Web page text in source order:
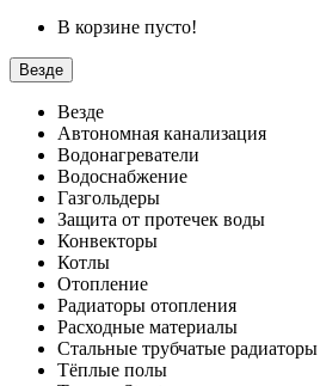
В корзине пусто!
Везде
Везде
Автономная канализация
Водонагреватели
Водоснабжение
Газгольдеры
Защита от протечек воды
Конвекторы
Котлы
Отопление
Радиаторы отопления
Расходные материалы
Стальные трубчатые радиаторы
Тёплые полы